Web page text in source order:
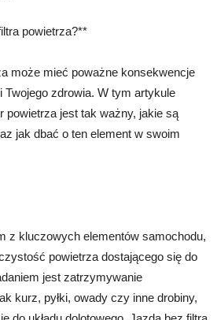
powietrza?**
może mieć poważne konsekwencje
Twojego zdrowia. W tym artykule
powietrza jest tak ważny, jakie są
jak dbać o ten element w swoim
z kluczowych elementów samochodu,
powietrza dostającego się do
jest zatrzymywanie
kurz, pyłki, owady czy inne drobiny,